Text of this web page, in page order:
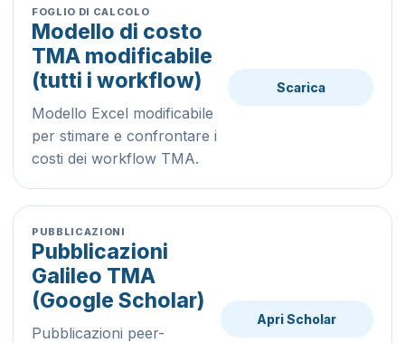
FOGLIO DI CALCOLO
Modello di costo
TMA modificabile
(tutti i workflow)
Modello Excel modificabile
per stimare e confrontare i
costi dei workflow TMA.
Scarica
PUBBLICAZIONI
Pubblicazioni
Galileo TMA
(Google Scholar)
Pubblicazioni peer-
Apri Scholar